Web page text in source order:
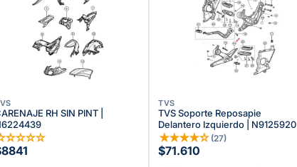
RH SIN PINT |
☆☆☆☆
TVS
TVS Soporte Reposapie
Delantero Izquierdo | N9125920
★★★★☆ (27)
$71.610